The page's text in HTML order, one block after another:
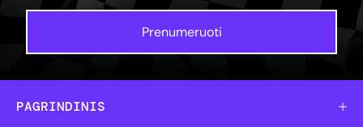
Prenumeruoti
PAGRINDINIS